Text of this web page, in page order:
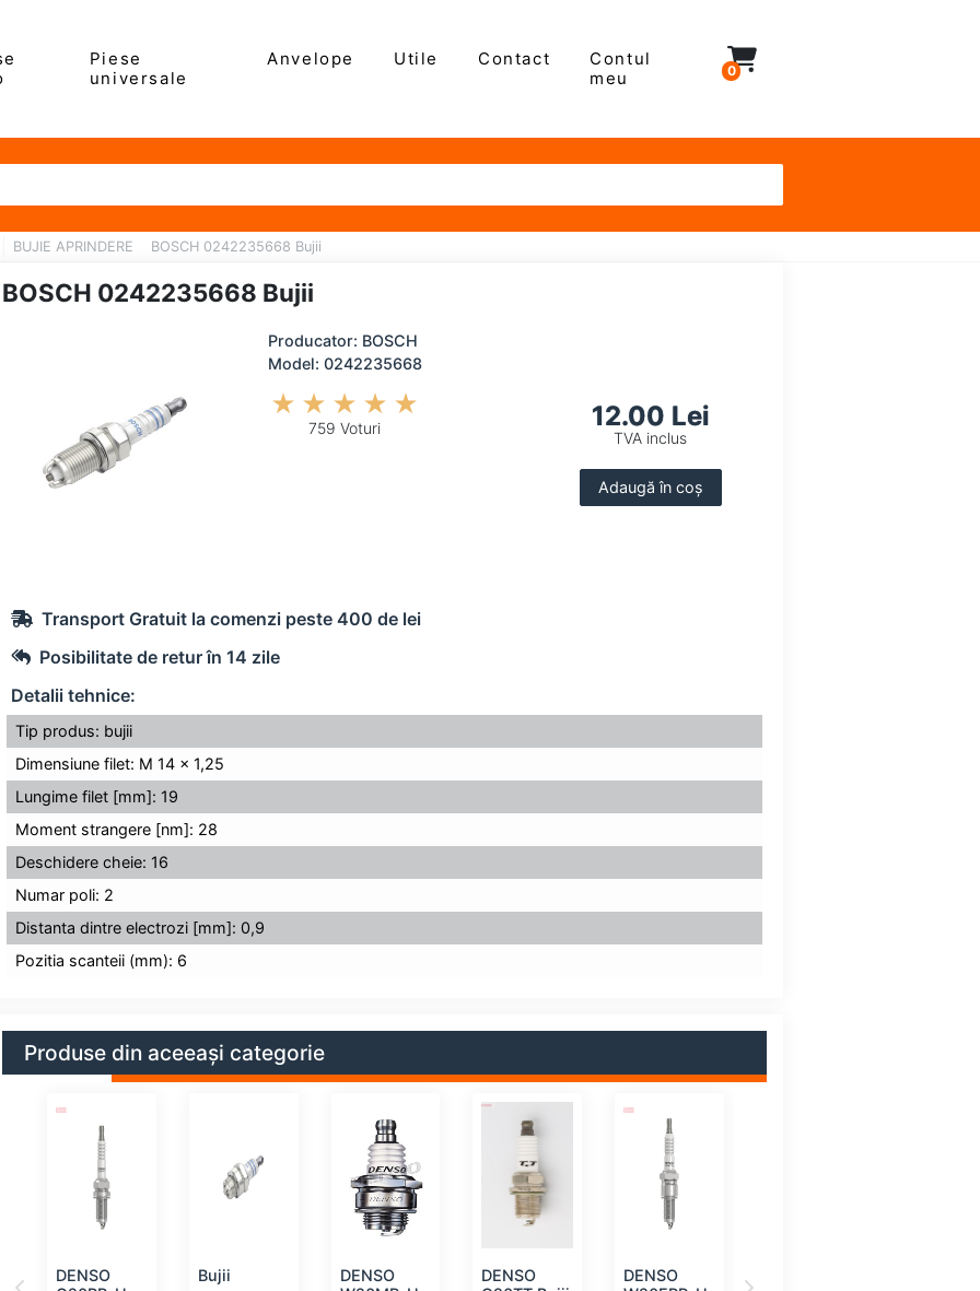
Piese
universale
Anvelope Utile Contact
Contul
meu
0
BUJIE APRINDERE BOSCH 0242235668 Bujii
BOSCH 0242235668 Bujii
Producator: BOSCH
Model: 0242235668
759 Voturi 12.00 Lei
TVA inclus
Adaugă în coș
Transport Gratuit la comenzi peste 400 de lei
Posibilitate de retur în 14 zile
Detalii tehnice:
Tip produs: bujii
Dimensiune filet: M 14 x 1,25
Lungime filet [mm]: 19
Moment strangere [nm]: 28
Deschidere cheie: 16
Numar poli: 2
Distanta dintre electrozi [mm]: 0,9
Pozitia scanteii (mm): 6
Produse din aceeași categorie
DENSO
Bujii
DENSO
DENSO
DENSO